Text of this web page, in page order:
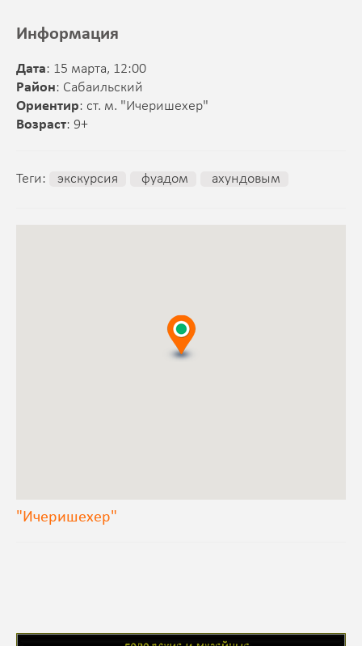
Информация
Дата: 15 марта, 12:00
Район: Сабаильский
Ориентир: ст. м. "Ичеришехер"
Возраст: 9+
Теги: экскурсия фуадом ахундовым
"Ичеришехер"